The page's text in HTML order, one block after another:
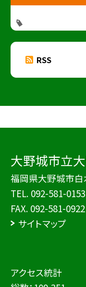
RSS
大野城市立
福岡県大野城市
TEL. 092-581-0153
FAX. 092-581-0922
サイトマップ
アクセス統計